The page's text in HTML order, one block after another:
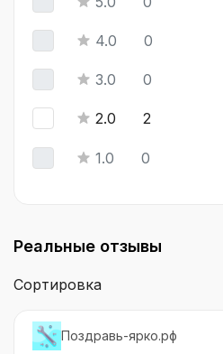
4.0 0
3.0 0
2.0 2
1.0 0
Реальные отзывы
Сортировка
Поздравь-ярко.рф